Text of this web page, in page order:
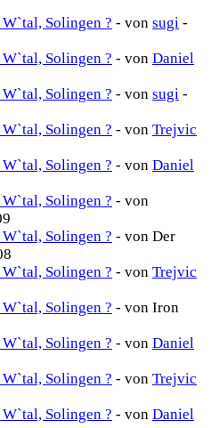
Solingen ? - von sugi -
Solingen ? - von Daniel
Solingen ? - von sugi -
Solingen ? - von Trejvic
Solingen ? - von Daniel
Solingen ? - von
Solingen ? - von Der
Solingen ? - von Trejvic
Solingen ? - von Iron
Solingen ? - von Daniel
Solingen ? - von Trejvic
Solingen ? - von Daniel